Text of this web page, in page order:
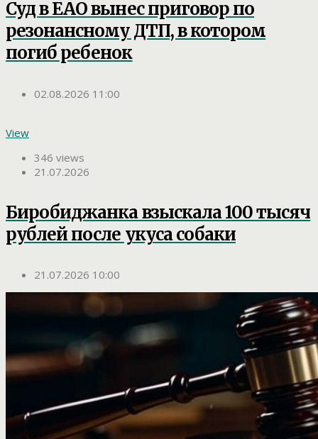
Суд в ЕАО вынес приговор по
резонансному ДТП, в котором
погиб ребенок
02.08.2026 11:00
View
346 views
21.07.2026
Биробиджанка взыскала 100 тысяч
рублей после укуса собаки
21.07.2026 10:00